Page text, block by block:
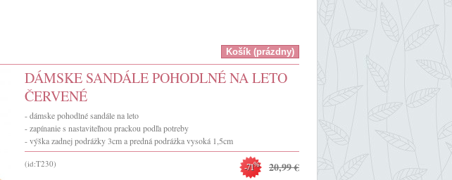
DÁMSKE SANDÁLE POHODLNÉ NA LETO
ČERVENÉ
- dámske pohodlné sandále na leto
- zapínanie s nastaviteľnou prackou podľa potreby
- výška zadnej podrážky 3cm a predná podrážka vysoká 1,5cm
(id:T230) 20,99€
-71%